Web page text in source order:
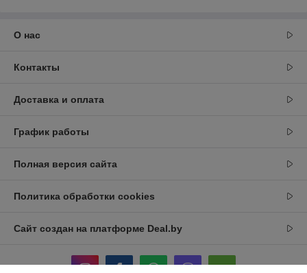
О нас
Контакты
Доставка и оплата
График работы
Полная версия сайта
Политика обработки cookies
Сайт создан на платформе Deal.by